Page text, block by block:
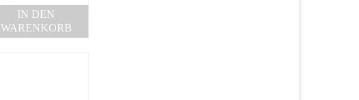
IN DEN
WARENKORB